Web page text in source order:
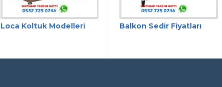
Loca Koltuk Modelleri Balkon Sedir Fiyatları